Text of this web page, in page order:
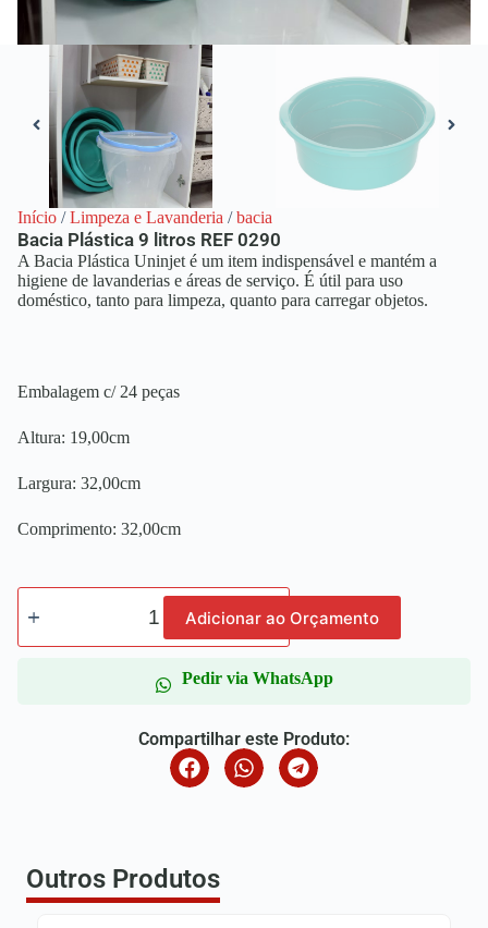
Início /Limpeza e Lavanderia /bacia
Bacia Plástica 9 litros REF 0290
A Bacia Plástica Uninjet é um item indispensável e mantém a
higiene de lavanderias e áreas de serviço. É útil para uso
doméstico, tanto para limpeza, quanto para carregar objetos.
Embalagem c/ 24 peças
Altura: 19,00cm
Largura: 32,00cm
Comprimento: 32,00cm
Adicionar ao Orçamento
Pedir via WhatsApp
Compartilhar este Produto:
Outros Produtos